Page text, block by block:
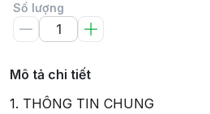
Số lượng
Mô tả chi tiết
1. THÔNG TIN CHUNG